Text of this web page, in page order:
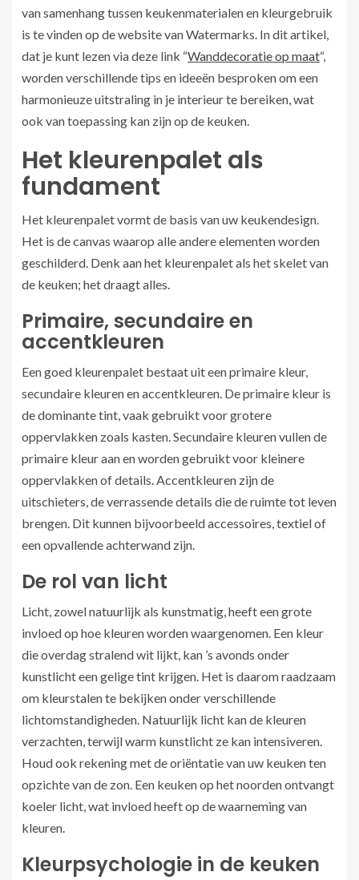
van samenhang tussen keukenmaterialen en kleurgebruik
is te vinden op de website van Watermarks. In dit artikel,
dat je kunt lezen via deze link “Wanddecoratie op maat“,
worden verschillende tips en ideeën besproken om een
harmonieuze uitstraling in je interieur te bereiken, wat
ook van toepassing kan zijn op de keuken.
Het kleurenpalet als
fundament
Het kleurenpalet vormt de basis van uw keukendesign.
Het is de canvas waarop alle andere elementen worden
geschilderd. Denk aan het kleurenpalet als het skelet van
de keuken; het draagt alles.
Primaire, secundaire en
accentkleuren
Een goed kleurenpalet bestaat uit een primaire kleur,
secundaire kleuren en accentkleuren. De primaire kleur is
de dominante tint, vaak gebruikt voor grotere
oppervlakken zoals kasten. Secundaire kleuren vullen de
primaire kleur aan en worden gebruikt voor kleinere
oppervlakken of details. Accentkleuren zijn de
uitschieters, de verrassende details die de ruimte tot leven
brengen. Dit kunnen bijvoorbeeld accessoires, textiel of
een opvallende achterwand zijn.
De rol van licht
Licht, zowel natuurlijk als kunstmatig, heeft een grote
invloed op hoe kleuren worden waargenomen. Een kleur
die overdag stralend wit lijkt, kan ’s avonds onder
kunstlicht een gelige tint krijgen. Het is daarom raadzaam
om kleurstalen te bekijken onder verschillende
lichtomstandigheden. Natuurlijk licht kan de kleuren
verzachten, terwijl warm kunstlicht ze kan intensiveren.
Houd ook rekening met de oriëntatie van uw keuken ten
opzichte van de zon. Een keuken op het noorden ontvangt
koeler licht, wat invloed heeft op de waarneming van
kleuren.
Kleurpsychologie in de keuken